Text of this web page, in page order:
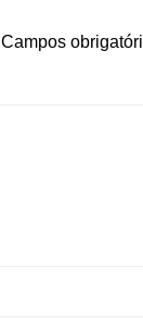
Campos